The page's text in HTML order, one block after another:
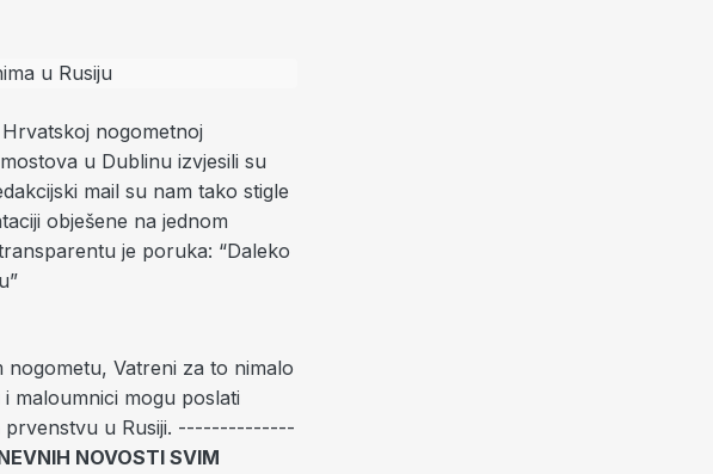
nogometnoj
u Dublinu izvjesili su
mail su nam tako stigle
obješene na jednom
je poruka: “Daleko
Vatreni za to nimalo
maloumnici mogu poslati
prvenstvu u Rusiji. --------------
NOVOSTI SVIM